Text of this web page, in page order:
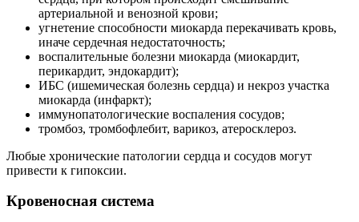
артериальной и венозной крови;
угнетение способности миокарда перекачивать кровь,
иначе сердечная недостаточность;
воспалительные болезни миокарда (миокардит,
перикардит, эндокардит);
ИБС (ишемическая болезнь сердца) и некроз участка
миокарда (инфаркт);
иммунопатологические воспаления сосудов;
тромбоз, тромбофлебит, варикоз, атеросклероз.
Любые хронические патологии сердца и сосудов могут
привести к гипоксии.
Кровеносная система